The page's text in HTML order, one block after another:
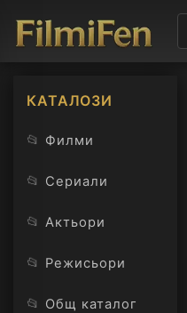
КАТАЛОЗИ
📂 Филми
📂 Сериали
📂 Актьори
📂 Режисьори
📂 Общ каталог